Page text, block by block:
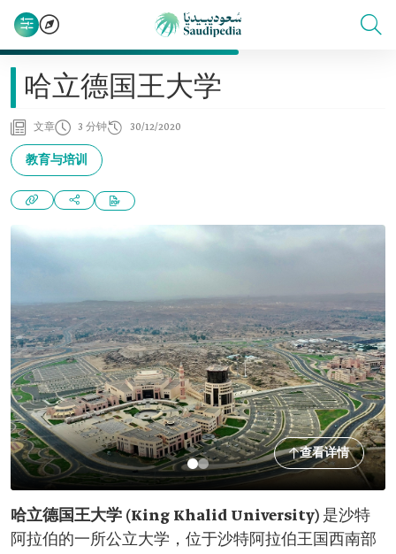
哈立德国王大学
文章 3 分钟 30/12/2020
教育与培训
查看详情
哈立德国王大学 (King Khalid University) 是沙特
阿拉伯的一所公立大学，位于沙特阿拉伯王国西南部